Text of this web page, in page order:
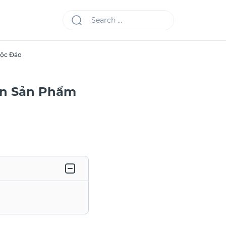
Đáo
Sản Phẩm